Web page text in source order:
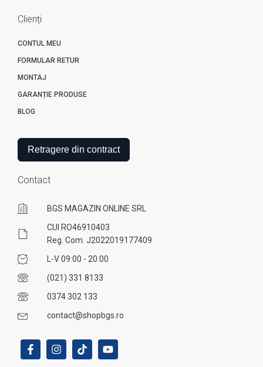
Clienți
CONTUL MEU
FORMULAR RETUR
MONTAJ
GARANȚIE PRODUSE
BLOG
Retragere din contract
Contact
BGS MAGAZIN ONLINE SRL
CUI RO46910403
Reg. Com. J2022019177409
L-V 09:00 - 20:00
(021) 331 8133
0374 302 133
contact@shopbgs.ro